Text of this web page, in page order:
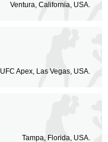
Ventura, California, USA.
UFC Apex, Las Vegas, USA.
Tampa, Florida, USA.